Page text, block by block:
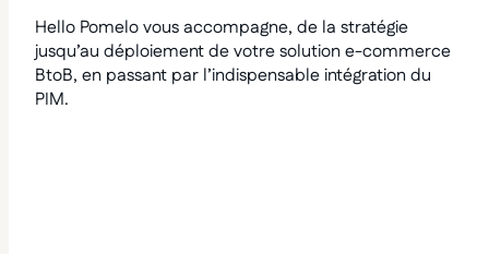
Hello Pomelo vous accompagne, de la stratégie
jusqu’au déploiement de votre solution e-commerce
BtoB, en passant par l’indispensable intégration du
PIM.